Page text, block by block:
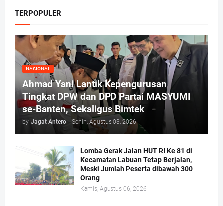
TERPOPULER
NASIONAL
Ahmad Yani Lantik Kepengurusan
Tingkat DPW dan DPD Partai MASYUMI
se-Banten, Sekaligus Bimtek
by Jagat Antero - Senin, Agustus 03, 2026
Lomba Gerak Jalan HUT RI Ke 81 di
Kecamatan Labuan Tetap Berjalan,
Meski Jumlah Peserta dibawah 300
Orang
Kamis, Agustus 06, 2026